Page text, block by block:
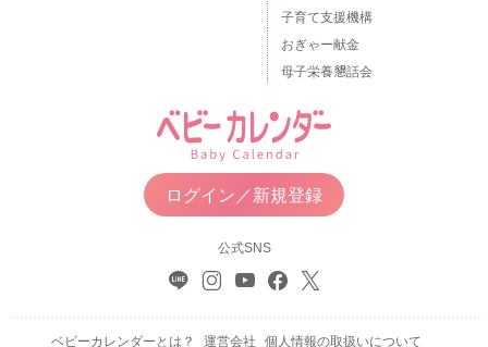
子育て支援機構
おぎゃー献金
母子栄養懇話会
ログイン／新規登録
公式SNS
ベビーカレンダーとは？ 運営会社 個人情報の取扱いについて